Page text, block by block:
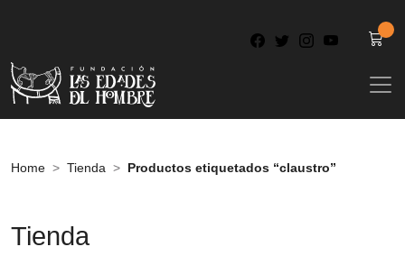
Home Tienda Productos etiquetados “claustro”
Tienda